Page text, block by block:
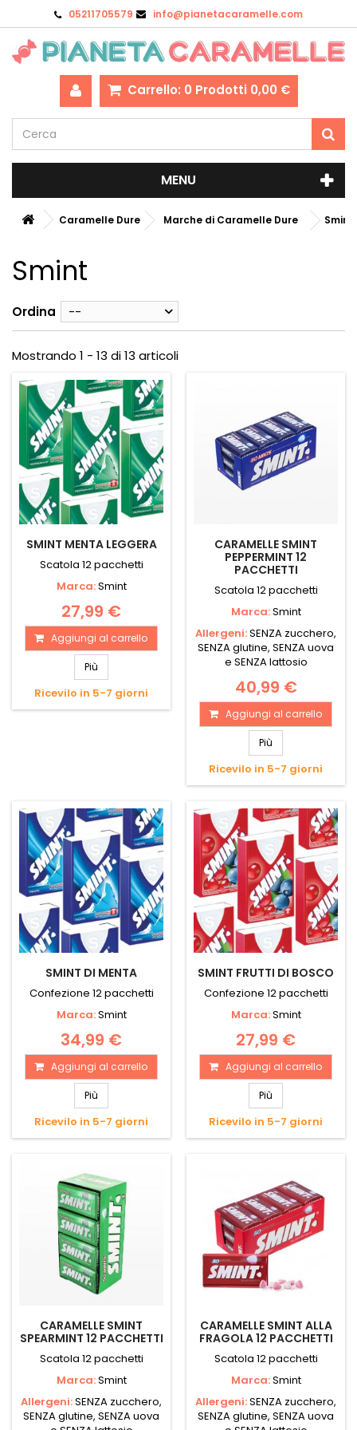
05211705579 info@pianetacaramelle.com
Carrello: 0 Prodotti 0,00 €
MENU
Caramelle Dure Marche di Caramelle Dure Smint
Smint
Ordina --
Mostrando 1 - 13 di 13 articoli
SMINT MENTA LEGGERA
Scatola 12 pacchetti
Marca:Smint
27,99 €
Aggiungi al carrello
Più
Ricevilo in 5-7 giorni
CARAMELLE SMINT
PEPPERMINT 12
PACCHETTI
Scatola 12 pacchetti
Marca:Smint
Allergeni:SENZA zucchero,
SENZA glutine, SENZA uova
e SENZA lattosio
40,99 €
Aggiungi al carrello
Più
Ricevilo in 5-7 giorni
SMINT DI MENTA
Confezione 12 pacchetti
Marca:Smint
34,99 €
Aggiungi al carrello
Più
Ricevilo in 5-7 giorni
SMINT FRUTTI DI BOSCO
Confezione 12 pacchetti
Marca:Smint
27,99 €
Aggiungi al carrello
Più
Ricevilo in 5-7 giorni
CARAMELLE SMINT
SPEARMINT 12 PACCHETTI
Scatola 12 pacchetti
Marca:Smint
Allergeni:SENZA zucchero,
SENZA glutine, SENZA uova
CARAMELLE SMINT ALLA
FRAGOLA 12 PACCHETTI
Scatola 12 pacchetti
Marca:Smint
Allergeni:SENZA zucchero,
SENZA glutine, SENZA uova